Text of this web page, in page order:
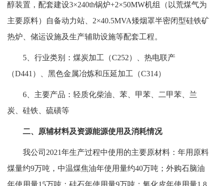
醇装置，配套建设3×240th锅炉+2×50MW机组（以荒煤气为
主要原料）自备动力站、2×40.5MVA矮烟罩半密闭型硅铁矿
热炉、储运设施及生产辅助设施等配套工程。
5、行业类别：煤炭加工（C252）、热电联产
（D441）、黑色金属冶炼和压延加工（C314）
6、主要产品：轻质化柴油、苯、甲苯、二甲苯、兰
炭、硅铁、硫磺等
二、原辅材料及资源能源使用及消耗情况
我公司2021年生产过程中使用的主要原材料：年用原料
煤量约9万吨，中温煤焦油年使用量约40万吨；外购石脑油